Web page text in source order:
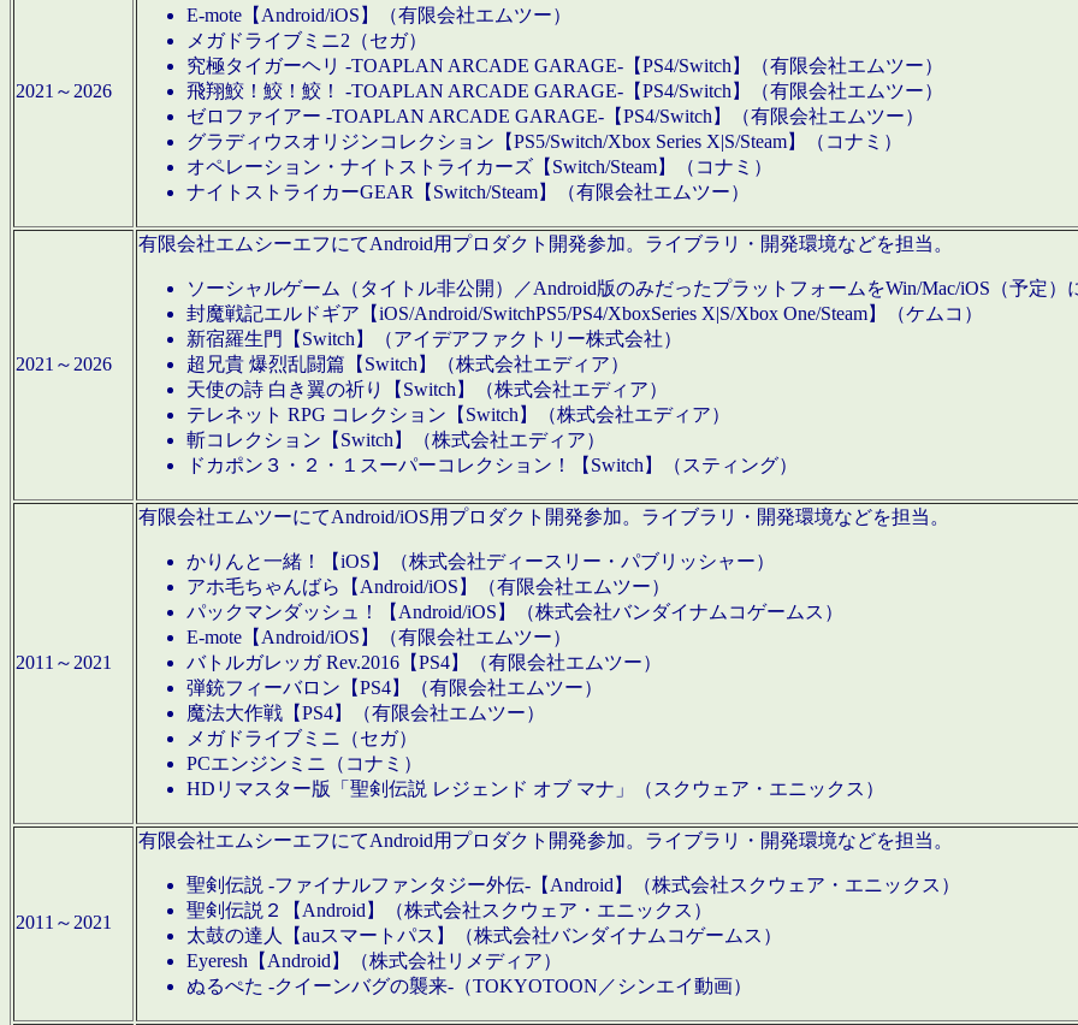
2021～2026
E-mote【Android/iOS】（有限会社エムツー）
メガドライブミニ2（セガ）
究極タイガーヘリ -TOAPLAN ARCADE GARAGE-【PS4/Switch】（有限会社エムツー）
飛翔鮫！鮫！鮫！ -TOAPLAN ARCADE GARAGE-【PS4/Switch】（有限会社エムツー）
ゼロファイアー -TOAPLAN ARCADE GARAGE-【PS4/Switch】（有限会社エムツー）
グラディウスオリジンコレクション【PS5/Switch/Xbox Series X|S/Steam】（コナミ）
オペレーション・ナイトストライカーズ【Switch/Steam】（コナミ）
ナイトストライカーGEAR【Switch/Steam】（有限会社エムツー）
2021～2026
有限会社エムシーエフにてAndroid用プロダクト開発参加。ライブラリ・開発環境などを担当。
ソーシャルゲーム（タイトル非公開）／Android版のみだったプラットフォームをWin/Mac/iOS（予定）
封魔戦記エルドギア【iOS/Android/SwitchPS5/PS4/XboxSeries X|S/Xbox One/Steam】（ケムコ）
新宿羅生門【Switch】（アイデアファクトリー株式会社）
超兄貴 爆烈乱闘篇【Switch】（株式会社エディア）
天使の詩 白き翼の祈り【Switch】（株式会社エディア）
テレネット RPG コレクション【Switch】（株式会社エディア）
斬コレクション【Switch】（株式会社エディア）
ドカポン３・２・１スーパーコレクション！【Switch】（スティング）
2011～2021
有限会社エムツーにてAndroid/iOS用プロダクト開発参加。ライブラリ・開発環境などを担当。
かりんと一緒！【iOS】（株式会社ディースリー・パブリッシャー）
アホ毛ちゃんばら【Android/iOS】（有限会社エムツー）
パックマンダッシュ！【Android/iOS】（株式会社バンダイナムコゲームス）
E-mote【Android/iOS】（有限会社エムツー）
バトルガレッガ Rev.2016【PS4】（有限会社エムツー）
弾銃フィーバロン【PS4】（有限会社エムツー）
魔法大作戦【PS4】（有限会社エムツー）
メガドライブミニ（セガ）
PCエンジンミニ（コナミ）
HDリマスター版「聖剣伝説 レジェンド オブ マナ」（スクウェア・エニックス）
2011～2021
有限会社エムシーエフにてAndroid用プロダクト開発参加。ライブラリ・開発環境などを担当。
聖剣伝説 -ファイナルファンタジー外伝-【Android】（株式会社スクウェア・エニックス）
聖剣伝説２【Android】（株式会社スクウェア・エニックス）
太鼓の達人【auスマートパス】（株式会社バンダイナムコゲームス）
Eyeresh【Android】（株式会社リメディア）
ぬるぺた -クイーンバグの襲来-（TOKYOTOON／シンエイ動画）